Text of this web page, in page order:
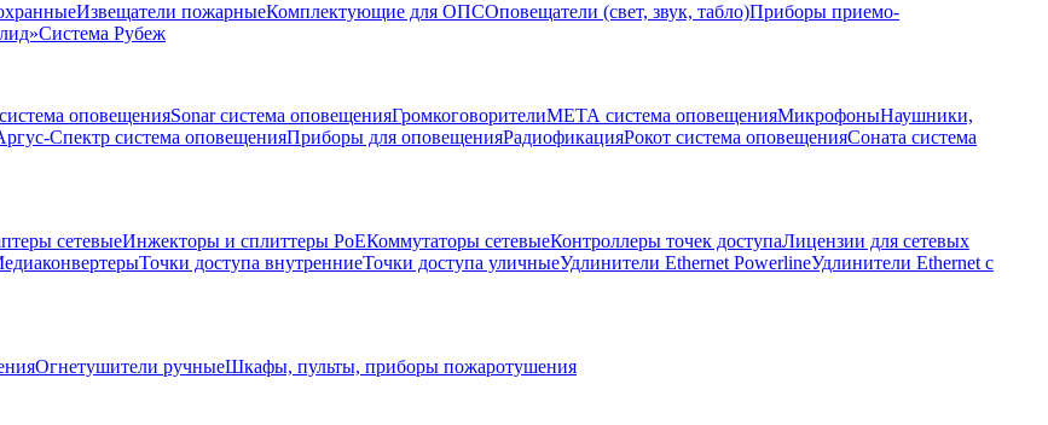
Извещатели пожарныеКомплектующие для ОПСОповещатели (свет, звук, табло)Приборы приемо-
Система Рубеж
оповещенияSonar система оповещенияГромкоговорителиМЕТА система оповещенияМикрофоныНаушники,
Спектр система оповещенияПриборы для оповещенияРадиофикацияРокот система оповещенияСоната система
сетевыеИнжекторы и сплиттеры РоЕКоммутаторы сетевыеКонтроллеры точек доступаЛицензии для сетевых
Точки доступа внутренниеТочки доступа уличныеУдлинители Ethernet PowerlineУдлинители Ethernet с
Огнетушители ручныеШкафы, пульты, приборы пожаротушения